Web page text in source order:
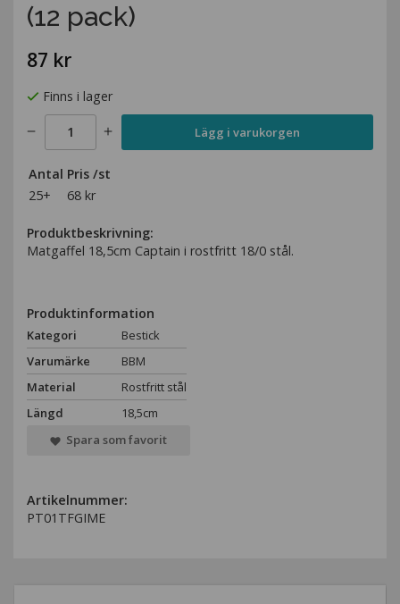
(12 pack)
87 kr
Finns i lager
Lägg i varukorgen
Antal Pris /st
25+
68 kr
Produktbeskrivning:
Matgaffel 18,5cm Captain i rostfritt 18/0 stål.
Produktinformation
Kategori
Bestick
Varumärke
BBM
Material
Rostfritt stål
Längd
18,5cm
Spara som favorit
Artikelnummer:
PT01TFGIME